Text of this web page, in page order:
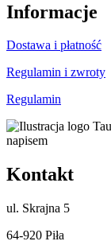
Informacje
Dostawa i płatność
Regulamin i zwroty
Regulamin
Kontakt
ul. Skrajna 5
64-920 Piła